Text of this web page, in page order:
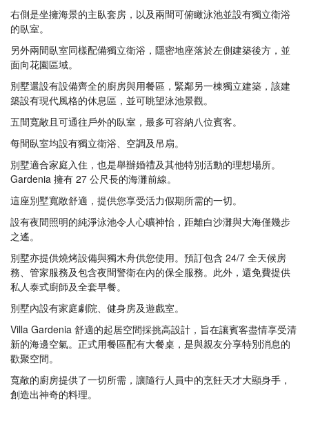
右側是坐擁海景的主臥套房，以及兩間可俯瞰泳池並設有獨立衛浴
的臥室。
另外兩間臥室同樣配備獨立衛浴，隱密地座落於左側建築後方，並
面向花園區域。
別墅還設有設備齊全的廚房與用餐區，緊鄰另一棟獨立建築，該建
築設有現代風格的休息區，並可眺望泳池景觀。
五間寬敞且可通往戶外的臥室，最多可容納八位賓客。
每間臥室均設有獨立衛浴、空調及吊扇。
別墅適合家庭入住，也是舉辦婚禮及其他特別活動的理想場所。
Gardenia 擁有 27 公尺長的海灘前線。
這座別墅寬敞舒適，提供您享受活力假期所需的一切。
設有夜間照明的純淨泳池令人心曠神怡，距離白沙灘與大海僅幾步
之遙。
別墅亦提供燒烤設備與獨木舟供您使用。預訂包含 24/7 全天候房
務、管家服務及包含夜間警衛在內的保全服務。此外，還免費提供
私人泰式廚師及全套早餐。
別墅內設有家庭劇院、健身房及遊戲室。
Villa Gardenia 舒適的起居空間採挑高設計，旨在讓賓客盡情享受清
新的海邊空氣。正式用餐區配有大餐桌，是與親友分享特別消息的
歡聚空間。
寬敞的廚房提供了一切所需，讓隨行人員中的烹飪天才大顯身手，
創造出神奇的料理。